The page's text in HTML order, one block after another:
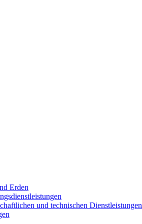
Erden
und technischen Dienstleistungen